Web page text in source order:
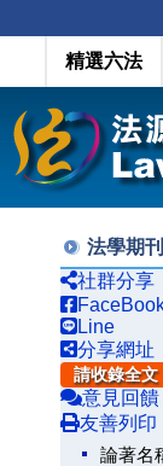
精選六法
法學期刊
社群分享
Line
分享網址
請收錄全文
意見回饋
友善列印
論著名